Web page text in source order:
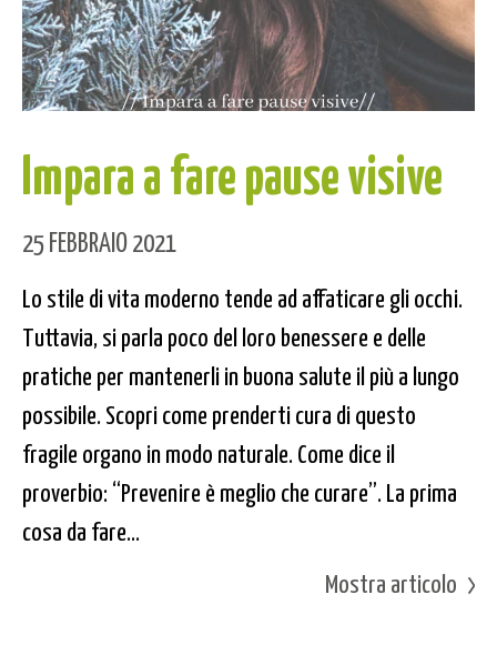
Impara a fare pause visive
25 FEBBRAIO 2021
Lo stile di vita moderno tende ad affaticare gli occhi.
Tuttavia, si parla poco del loro benessere e delle
pratiche per mantenerli in buona salute il più a lungo
possibile. Scopri come prenderti cura di questo
fragile organo in modo naturale. Come dice il
proverbio: “Prevenire è meglio che curare”. La prima
cosa da fare...
Mostra articolo